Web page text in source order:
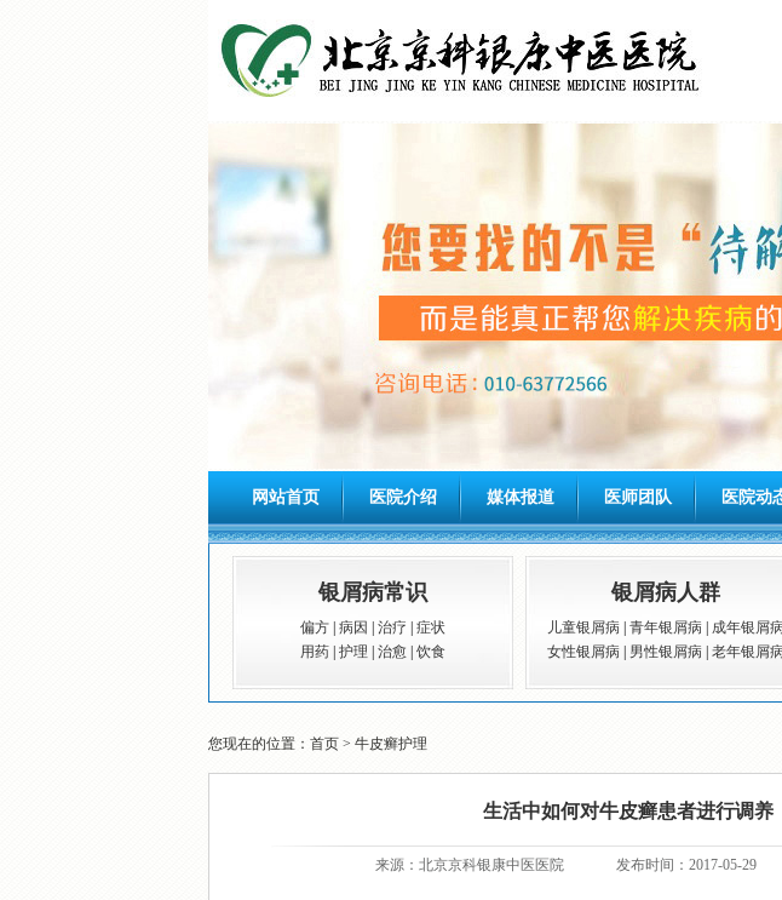
网站首页 医院介绍 媒体报道 医师团队 医院动
银屑病常识
偏方 病因 治疗
症状
用药 护理 治愈 饮食
银屑病人群
儿童银屑病 青年银屑病
成年银屑
女性银屑病
男性银屑病 老年银屑
您现在的位置： 首页 > 牛皮癣护理
生活中如何对牛皮癣患者进行调养
来源： 北京京科银康中医医院 发布时间：2017-05-29